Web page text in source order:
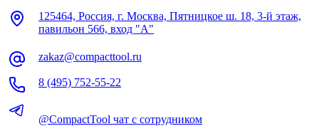
125464, Россия, г. Москва, Пятницкое ш. 18, 3-й этаж,
павильон 566, вход "А"
zakaz@compacttool.ru
8 (495) 752-55-22
@CompactTool чат с сотрудником